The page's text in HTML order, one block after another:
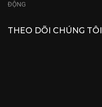
ĐỘNG
THEO DÕI CHÚNG TÔI